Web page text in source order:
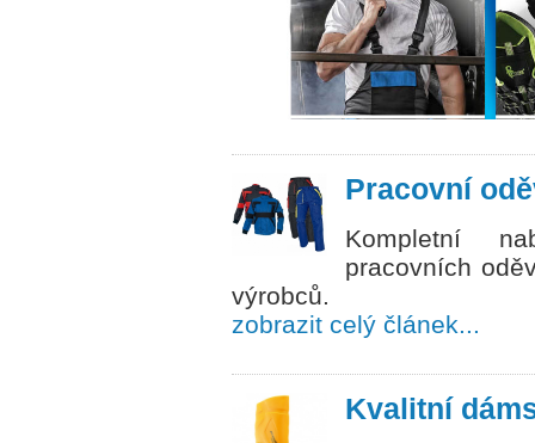
Pracovní
Kompletní
pracovních
výrobců.
zobrazit celý článek...
Kvalitní